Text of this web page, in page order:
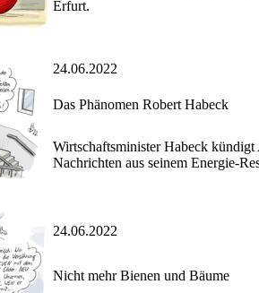
Erfurt.
24.06.2022
Das Phänomen Robert Habeck
Wirtschaftsminister Habeck
Nachrichten aus seinem Energie-
24.06.2022
Nicht mehr Bienen und Bäume